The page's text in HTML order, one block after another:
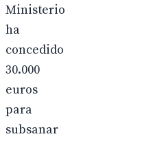
Ministerio
ha
concedido
30.000
euros
para
subsanar